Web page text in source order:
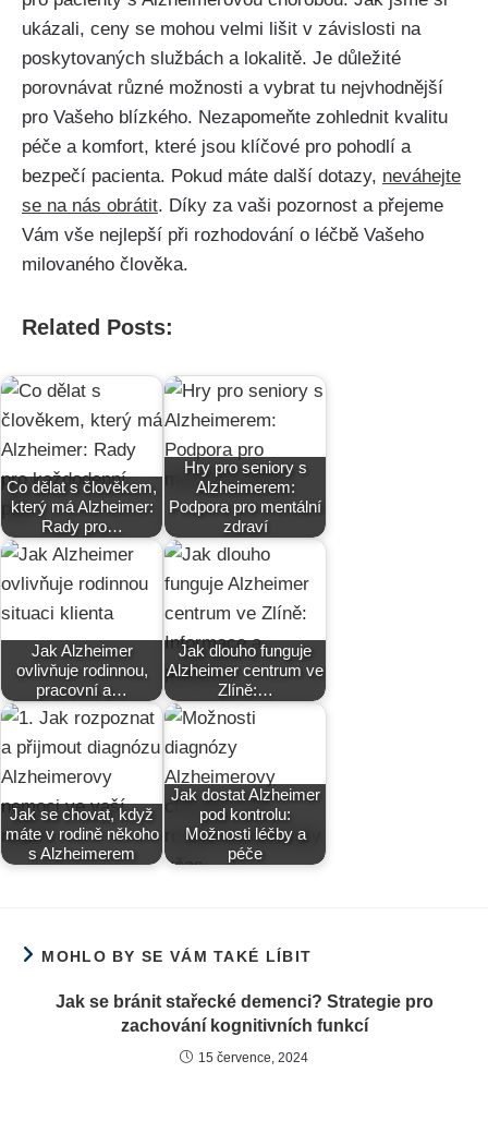
ukázali, ceny se mohou velmi lišit v závislosti na
poskytovaných službách a lokalitě. Je důležité
porovnávat různé možnosti a vybrat tu nejvhodnější
pro Vašeho blízkého. Nezapomeňte zohlednit kvalitu
péče a komfort, které jsou klíčové pro pohodlí a
bezpečí pacienta. Pokud máte další dotazy, neváhejte
se na nás obrátit. Díky za vaši pozornost a přejeme
Vám vše nejlepší při rozhodování o léčbě Vašeho
milovaného člověka.
Related Posts:
Co dělat s člověkem,
který má Alzheimer:
Rady pro…
Hry pro seniory s
Alzheimerem:
Podpora pro mentální
zdraví
Jak Alzheimer
ovlivňuje rodinnou,
pracovní a…
Jak dlouho funguje
Alzheimer centrum ve
Zlíně:…
Jak se chovat, když
máte v rodině někoho
s Alzheimerem
Jak dostat Alzheimer
pod kontrolu:
Možnosti léčby a
péče
MOHLO BY SE VÁM TAKÉ LÍBIT
Jak se bránit stařecké demenci? Strategie pro
zachování kognitivních funkcí
15 července, 2024